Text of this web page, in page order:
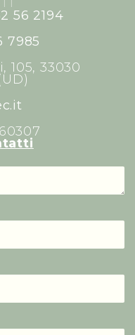
56 2194
7985
105, 33030